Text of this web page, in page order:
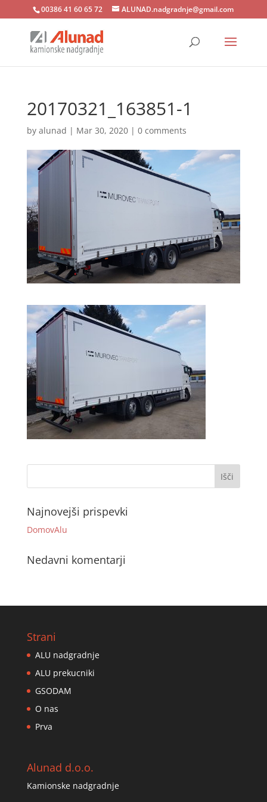
00386 41 60 65 72 ALUNAD.nadgradnje@gmail.com
20170321_163851-1
by alunad | Mar 30, 2020| 0 comments
Najnovejši prispevki
DomovAlu
Nedavni komentarji
Strani
ALU nadgradnje
ALU prekucniki
GSODAM
O nas
Prva
Alunad d.o.o.
Kamionske nadgradnje